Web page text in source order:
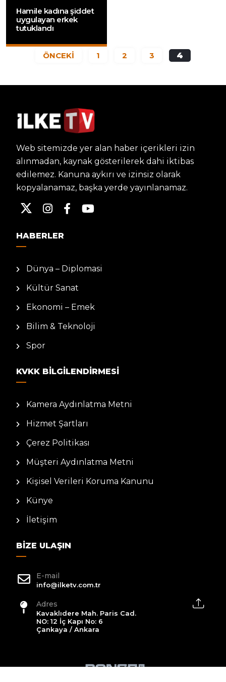
Hamile kadına şiddet
uygulayan erkek
tutuklandı
ÖNCEKİ 1 2 3 4
Web sitemizde yer alan haber içerikleri izin
alınmadan, kaynak gösterilerek dahi iktibas
edilemez. Kanuna aykırı ve izinsiz olarak
kopyalanamaz, başka yerde yayınlanamaz.
HABERLER
Dünya – Diplomasi
Kültür Sanat
Ekonomi – Emek
Bilim & Teknoloji
Spor
KVKK BILGILENDIRMESI
Kamera Aydınlatma Metni
Hizmet Şartları
Çerez Politikası
Müşteri Aydınlatma Metni
Kişisel Verileri Koruma Kanunu
Künye
İletişim
BIZE ULAŞIN
E-mail
info@ilketv.com.tr
Adres
Kavaklıdere Mah. Paris Cad.
NO: 12 İç Kapı No: 6
Çankaya / Ankara